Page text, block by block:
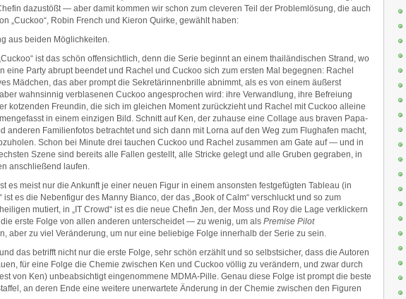
dazustößt — aber damit kommen wir schon zum cleveren Teil der Problemlösung, die auch
„Cuckoo“, Robin French und Kieron Quirke, gewählt haben:
aus beiden Möglichkeiten.
ist das schön offensichtlich, denn die Serie beginnt an einem thailändischen Strand, wo
eine Party abrupt beendet und Rachel und Cuckoo sich zum ersten Mal begegnen: Rachel
Mädchen, das aber prompt die Sekretärinnenbrille abnimmt, als es von einem äußerst
wahnsinnig verblasenen Cuckoo angesprochen wird: ihre Verwandlung, ihre Befreiung
kotzenden Freundin, die sich im gleichen Moment zurückzieht und Rachel mit Cuckoo alleine
in einem einzigen Bild. Schnitt auf Ken, der zuhause eine Collage aus braven Papa-
anderen Familienfotos betrachtet und sich dann mit Lorna auf den Weg zum Flughafen macht,
Schon bei Minute drei tauchen Cuckoo und Rachel zusammen am Gate auf — und in
Szene sind bereits alle Fallen gestellt, alle Stricke gelegt und alle Gruben gegraben, in
anschließend laufen.
es meist nur die Ankunft je einer neuen Figur in einem ansonsten festgefügten Tableau (in
ist es die Nebenfigur des Manny Bianco, der das „Book of Calm“ verschluckt und so zum
mutiert, in „IT Crowd“ ist es die neue Chefin Jen, der Moss und Roy die Lage verklickern
erste Folge von allen anderen unterscheidet — zu wenig, um als Premise Pilot
aber zu viel Veränderung, um nur eine beliebige Folge innerhalb der Serie zu sein.
und das betrifft nicht nur die erste Folge, sehr schön erzählt und so selbstsicher, dass die Autoren
für eine Folge die Chemie zwischen Ken und Cuckoo völlig zu verändern, und zwar durch
von Ken) unbeabsichtigt eingenommene MDMA-Pille. Genau diese Folge ist prompt die beste
an deren Ende eine weitere unerwartete Änderung in der Chemie zwischen den Figuren